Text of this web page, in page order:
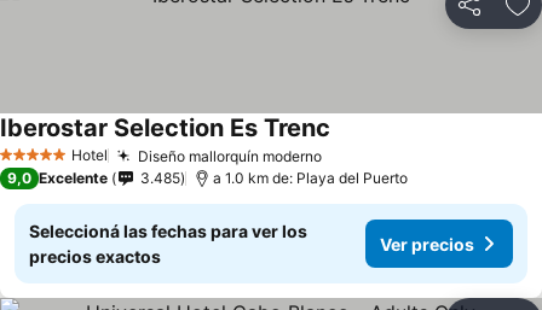
Compartir
5 Estrellas Hotel Diseño mallorquín moderno
Iberostar Selection Es Trenc
9,0 Excelente 3.485 a 1.0 km de: Playa del Puerto
Seleccioná las fechas para ver los
precios exactos
Ver precios